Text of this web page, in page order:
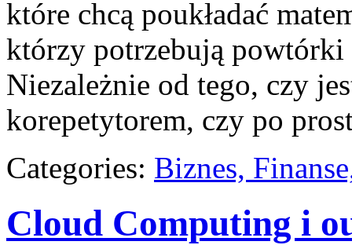
które chcą poukładać
którzy potrzebują
Niezależnie od tego, czy
korepetytorem, czy po
Categories: Biznes,
Cloud Computing i